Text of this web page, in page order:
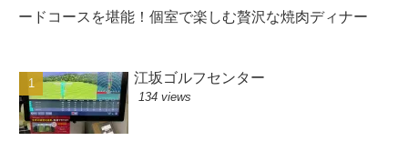
ードコースを堪能！個室で楽しむ贅沢な焼肉ディナー
江坂ゴルフセンター
134 views